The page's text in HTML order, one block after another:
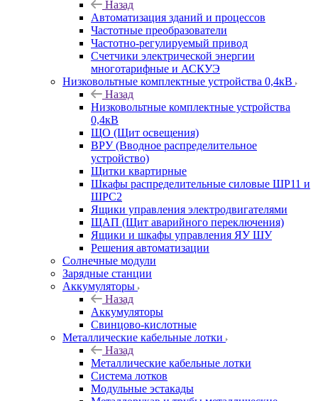
Назад
Автоматизация зданий и процессов
Частотные преобразователи
Частотно-регулируемый привод
Счетчики электрической энергии
многотарифные и АСКУЭ
Низковольтные комплектные устройства 0,4кВ
Назад
Низковольтные комплектные устройства
0,4кВ
ЩО (Щит освещения)
ВРУ (Вводное распределительное
устройство)
Щитки квартирные
Шкафы распределительные силовые ШР11 и
ШРС2
Ящики управления электродвигателями
ЩАП (Щит аварийного переключения)
Ящики и шкафы управления ЯУ ШУ
Решения автоматизации
Солнечные модули
Зарядные станции
Аккумуляторы
Назад
Аккумуляторы
Свинцово-кислотные
Металлические кабельные лотки
Назад
Металлические кабельные лотки
Система лотков
Модульные эстакады